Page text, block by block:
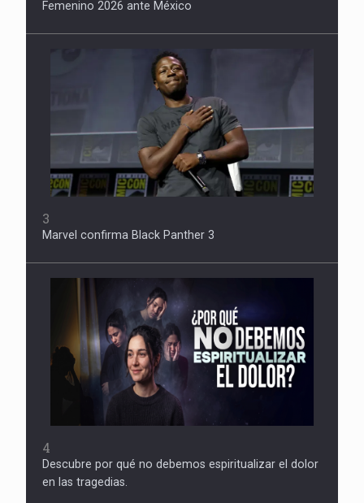
Femenino 2026 ante México
3
Marvel confirma Black Panther 3
4
Descubre por qué no debemos espiritualizar el dolor
en las tragedias.